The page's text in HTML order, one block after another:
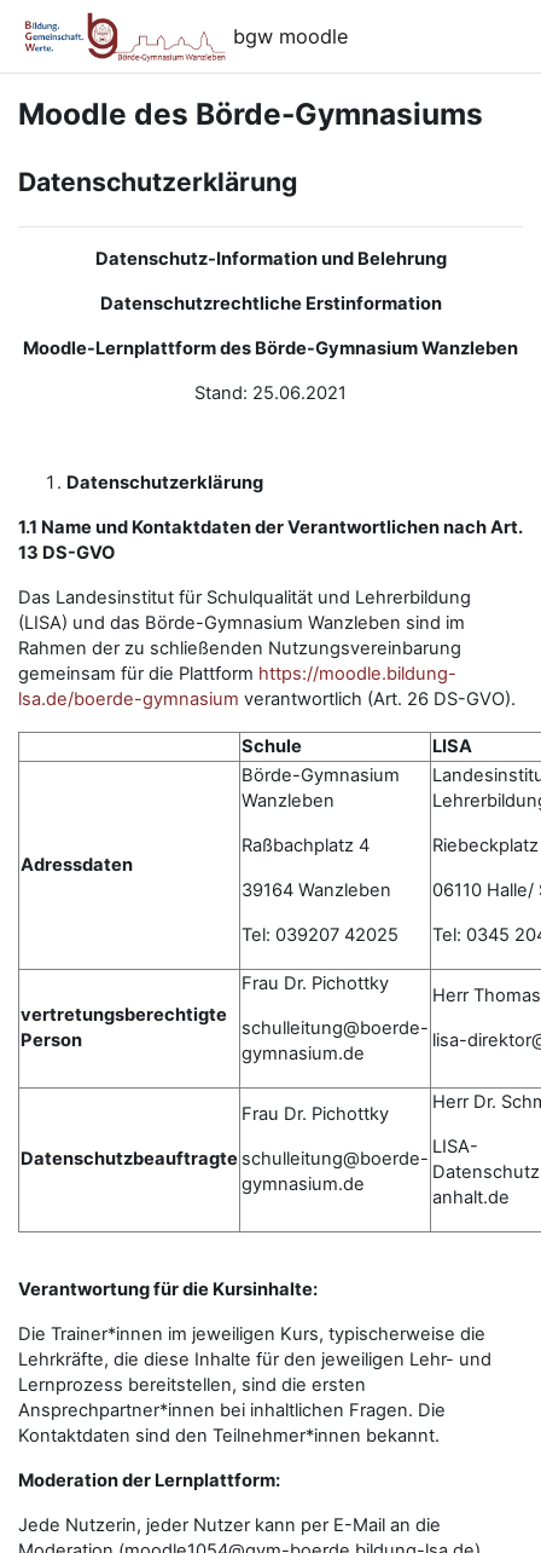
Zum Hauptinhalt
bgw moodle
Moodle des Börde-Gymnasiums
Datenschutzerklärung
Datenschutz-Information und Belehrung
Datenschutzrechtliche Erstinformation
Moodle-Lernplattform des Börde-Gymnasium Wanzleben
Stand: 25.06.2021
Datenschutzerklärung
1.1 Name und Kontaktdaten der Verantwortlichen nach Art.
13 DS-GVO
Das Landesinstitut für Schulqualität und Lehrerbildung
(LISA) und das Börde-Gymnasium Wanzleben sind im
Rahmen der zu schließenden Nutzungsvereinbarung
gemeinsam für die Plattform https://moodle.bildung-
lsa.de/boerde-gymnasium verantwortlich (Art. 26 DS-GVO).
Schule LISA
Adressdaten
Börde-Gymnasium
Wanzleben
Raßbachplatz 4
39164 Wanzleben
Tel: 039207 42025
06110 Halle/
Tel: 0345
vertretungsberechtigte
Person
Frau Dr. Pichottky
schulleitung@boerde-
gymnasium.de
Herr
lisa-
Datenschutzbeauftragte
Frau Dr. Pichottky
schulleitung@boerde-
gymnasium.de
Herr Dr.
LISA-
anhalt.de
Verantwortung für die Kursinhalte:
Die Trainer*innen im jeweiligen Kurs, typischerweise die
Lehrkräfte, die diese Inhalte für den jeweiligen Lehr- und
Lernprozess bereitstellen, sind die ersten
Ansprechpartner*innen bei inhaltlichen Fragen. Die
Kontaktdaten sind den Teilnehmer*innen bekannt.
Moderation der Lernplattform:
Jede Nutzerin, jeder Nutzer kann per E-Mail an die